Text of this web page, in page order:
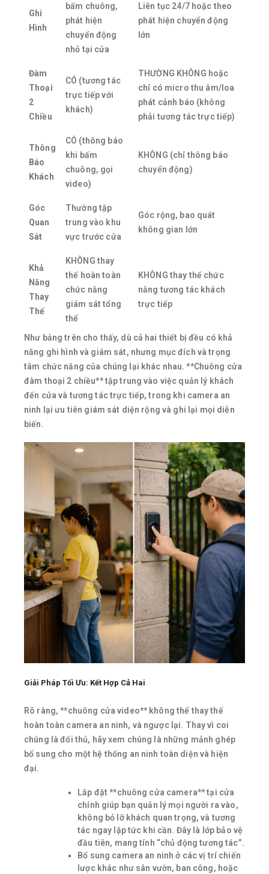
Ghi
Hình
bấm chuông,
phát hiện
chuyển động
nhỏ tại cửa
Liên tục 24/7 hoặc theo
phát hiện chuyển động
lớn
Đàm
Thoại
2
Chiều
CÓ (tương tác
trực tiếp với
khách)
THƯỜNG KHÔNG hoặc
chỉ có micro thu âm/loa
phát cảnh báo (không
phải tương tác trực tiếp)
Thông
Báo
Khách
CÓ (thông báo
khi bấm
chuông, gọi
video)
KHÔNG (chỉ thông báo
chuyển động)
Góc
Quan
Sát
Thường tập
trung vào khu
vực trước cửa
Góc rộng, bao quát
không gian lớn
Khả
Năng
Thay
Thế
KHÔNG thay
thế hoàn toàn
chức năng
giám sát tổng
thể
KHÔNG thay thế chức
năng tương tác khách
trực tiếp
Như bảng trên cho thấy, dù cả hai thiết bị đều có khả
năng ghi hình và giám sát, nhưng mục đích và trọng
tâm chức năng của chúng lại khác nhau. **Chuông cửa
đàm thoại 2 chiều** tập trung vào việc quản lý khách
đến cửa và tương tác trực tiếp, trong khi camera an
ninh lại ưu tiên giám sát diện rộng và ghi lại mọi diễn
biến.
Giải Pháp Tối Ưu: Kết Hợp Cả Hai
Rõ ràng, **chuông cửa video** không thể thay thế
hoàn toàn camera an ninh, và ngược lại. Thay vì coi
chúng là đối thủ, hãy xem chúng là những mảnh ghép
bổ sung cho một hệ thống an ninh toàn diện và hiện
đại.
Lắp đặt **chuông cửa camera** tại cửa
chính giúp bạn quản lý mọi người ra vào,
không bỏ lỡ khách quan trọng, và tương
tác ngay lập tức khi cần. Đây là lớp bảo vệ
đầu tiên, mang tính “chủ động tương tác”.
Bổ sung camera an ninh ở các vị trí chiến
lược khác như sân vườn, ban công, hoặc